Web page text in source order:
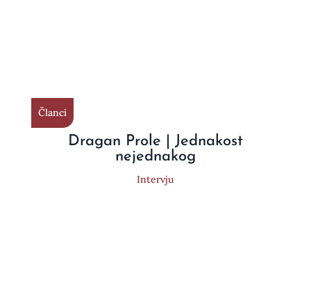
Članci
Dragan Prole | Jednakost
nejednakog
Intervju